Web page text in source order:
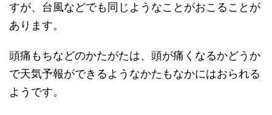
すが、台風などでも同じようなことがおこることが
あります。
頭痛もちなどのかたがたは、頭が痛くなるかどうか
で天気予報ができるようなかたもなかにはおられる
ようです。